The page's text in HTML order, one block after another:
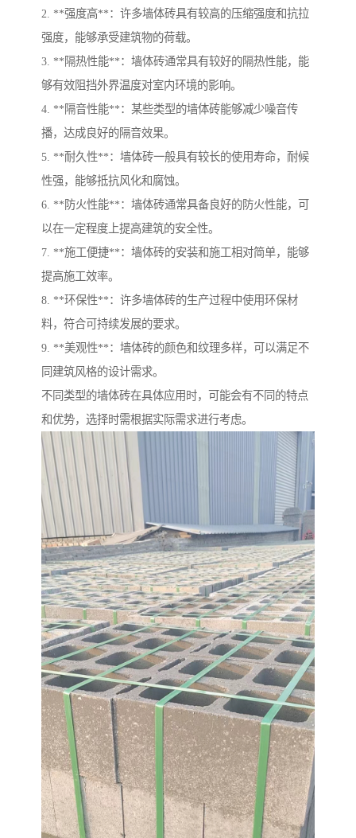
2. **强度高**：许多墙体砖具有较高的压缩强度和抗拉
强度，能够承受建筑物的荷载。
3. **隔热性能**：墙体砖通常具有较好的隔热性能，能
够有效阻挡外界温度对室内环境的影响。
4. **隔音性能**：某些类型的墙体砖能够减少噪音传
播，达成良好的隔音效果。
5. **耐久性**：墙体砖一般具有较长的使用寿命，耐候
性强，能够抵抗风化和腐蚀。
6. **防火性能**：墙体砖通常具备良好的防火性能，可
以在一定程度上提高建筑的安全性。
7. **施工便捷**：墙体砖的安装和施工相对简单，能够
提高施工效率。
8. **环保性**：许多墙体砖的生产过程中使用环保材
料，符合可持续发展的要求。
9. **美观性**：墙体砖的颜色和纹理多样，可以满足不
同建筑风格的设计需求。
不同类型的墙体砖在具体应用时，可能会有不同的特点
和优势，选择时需根据实际需求进行考虑。